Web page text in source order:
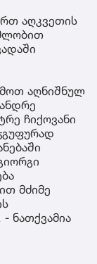
აღკვეთის
აღნიშნულ
ჩიქოვანი
მძიმე
ნათქვამია